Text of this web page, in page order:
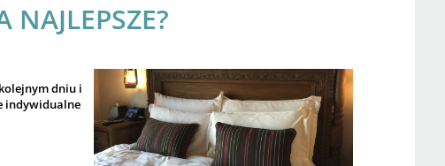
NAJLEPSZE?
dniu i
indywidualne